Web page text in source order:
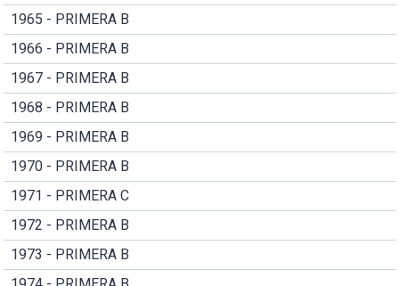
1965 - PRIMERA B
1966 - PRIMERA B
1967 - PRIMERA B
1968 - PRIMERA B
1969 - PRIMERA B
1970 - PRIMERA B
1971 - PRIMERA C
1972 - PRIMERA B
1973 - PRIMERA B